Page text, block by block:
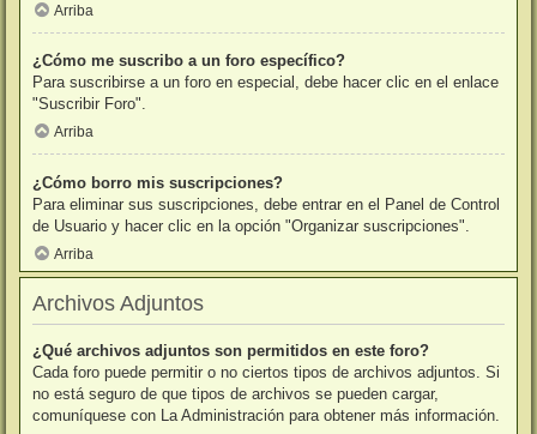
Arriba
¿Cómo me suscribo a un foro específico?
Para suscribirse a un foro en especial, debe hacer clic en el enlace
"Suscribir Foro".
Arriba
¿Cómo borro mis suscripciones?
Para eliminar sus suscripciones, debe entrar en el Panel de Control
de Usuario y hacer clic en la opción "Organizar suscripciones".
Arriba
Archivos Adjuntos
¿Qué archivos adjuntos son permitidos en este foro?
Cada foro puede permitir o no ciertos tipos de archivos adjuntos. Si
no está seguro de que tipos de archivos se pueden cargar,
comuníquese con La Administración para obtener más información.